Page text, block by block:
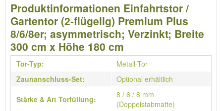
Produktinformationen Einfahrtstor /
Gartentor (2-flügelig) Premium Plus
8/6/8er; asymmetrisch; Verzinkt; Breite
300 cm x Höhe 180 cm
Tor-Typ:
Metall-Tor
Zaunanschluss-Set:
Optional erhältlich
Stärke & Art Torfüllung:
8 / 6 / 8 mm
(Doppelstabmatte)